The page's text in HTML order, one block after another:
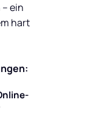
ein
hart